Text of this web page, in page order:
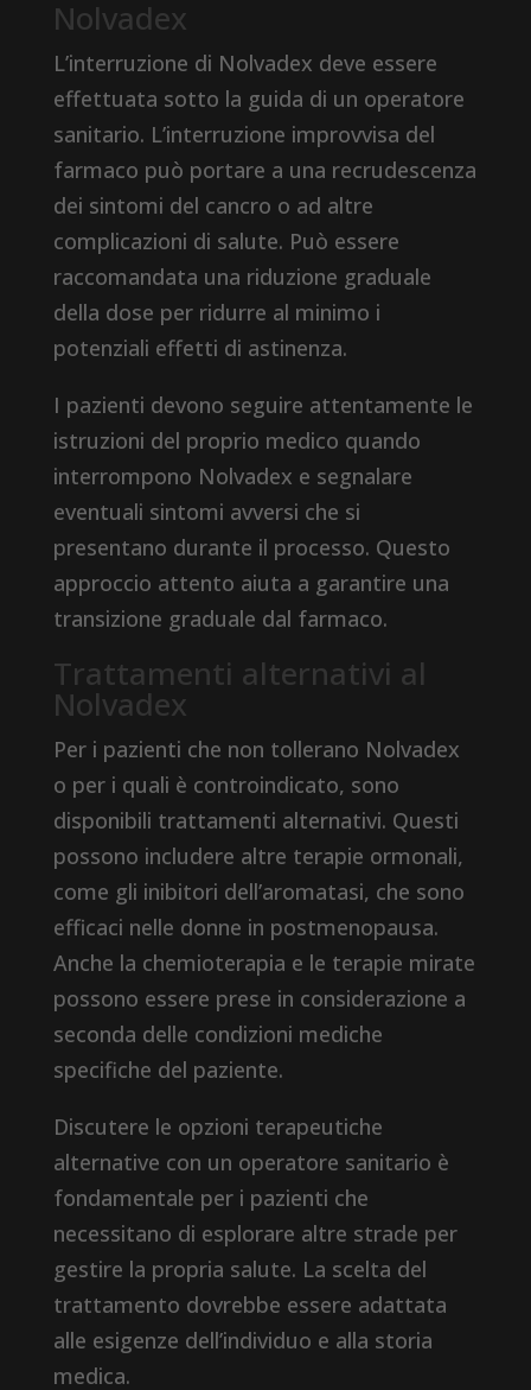
Nolvadex
L’interruzione di Nolvadex deve essere
effettuata sotto la guida di un operatore
sanitario. L’interruzione improvvisa del
farmaco può portare a una recrudescenza
dei sintomi del cancro o ad altre
complicazioni di salute. Può essere
raccomandata una riduzione graduale
della dose per ridurre al minimo i
potenziali effetti di astinenza.
I pazienti devono seguire attentamente le
istruzioni del proprio medico quando
interrompono Nolvadex e segnalare
eventuali sintomi avversi che si
presentano durante il processo. Questo
approccio attento aiuta a garantire una
transizione graduale dal farmaco.
Trattamenti alternativi al
Nolvadex
Per i pazienti che non tollerano Nolvadex
o per i quali è controindicato, sono
disponibili trattamenti alternativi. Questi
possono includere altre terapie ormonali,
come gli inibitori dell’aromatasi, che sono
efficaci nelle donne in postmenopausa.
Anche la chemioterapia e le terapie mirate
possono essere prese in considerazione a
seconda delle condizioni mediche
specifiche del paziente.
Discutere le opzioni terapeutiche
alternative con un operatore sanitario è
fondamentale per i pazienti che
necessitano di esplorare altre strade per
gestire la propria salute. La scelta del
trattamento dovrebbe essere adattata
alle esigenze dell’individuo e alla storia
medica.